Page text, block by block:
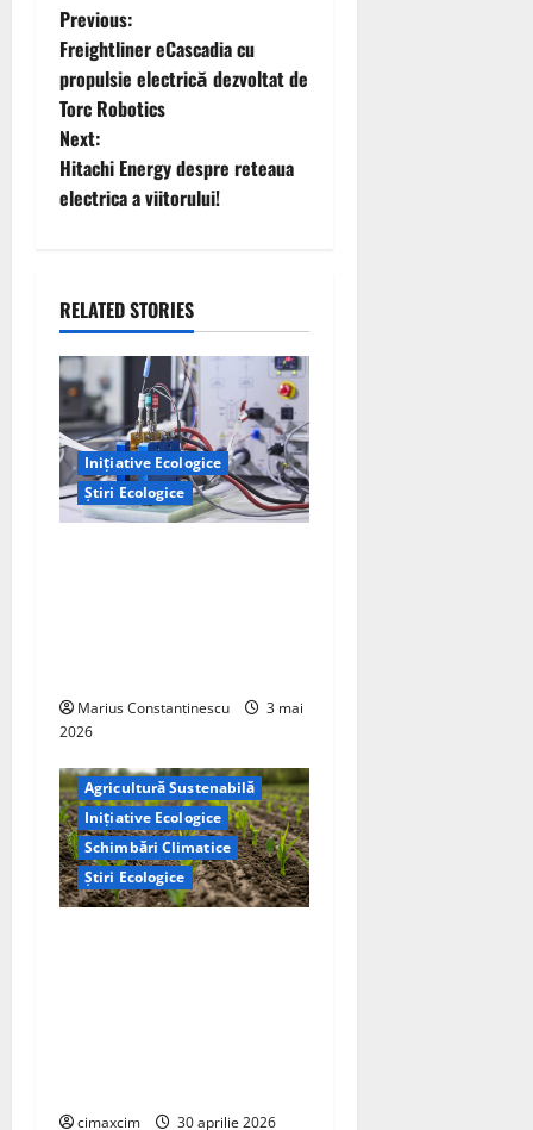
P
o
s
t
v
i
g
a
t
Previous:
Freightliner eCascadia cu
propulsie electrică dezvoltat de
Torc Robotics
Next:
Hitachi Energy despre reteaua
electrica a viitorului!
RELATED STORIES
Inițiative Ecologice
Știri Ecologice
Marius Constantinescu
3 mai
2026
Agricultură Sustenabilă
Inițiative Ecologice
Schimbări Climatice
Știri Ecologice
cimaxcim 30 aprilie 2026